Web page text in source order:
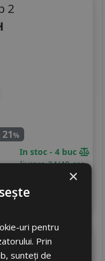
2
21%
In stoc - 4 buc
livrare 24/48 ore
Stoc magazin
4 Adauga in cos
tx1
×
uri pentru
Prin
sunteți de